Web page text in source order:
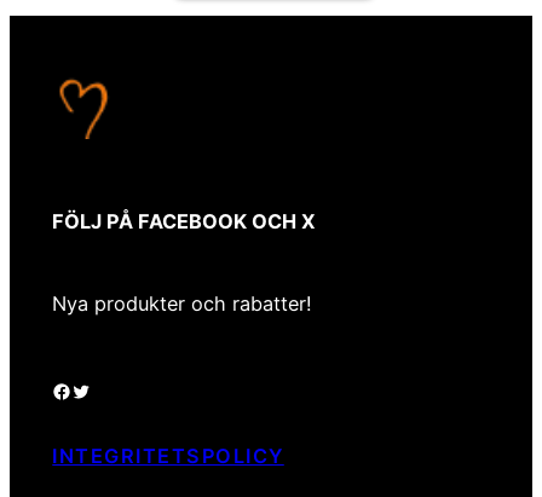
FÖLJ PÅ FACEBOOK OCH X
Nya produkter och rabatter!
Facebook
Twitter
INTEGRITETSPOLICY